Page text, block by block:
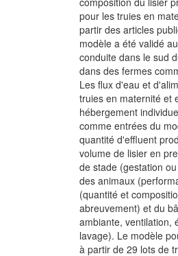
pour les truies en
partir des articles
modèle a été validé
conduite dans le sud
dans des fermes
Les flux d'eau et
truies en maternité et
hébergement
comme entrées du
quantité d'effluent
volume de lisier en
de stade (gestation
des animaux
(quantité et
abreuvement) et du
ambiante, ventilation,
lavage). Le modèle
à partir de 29 lots de